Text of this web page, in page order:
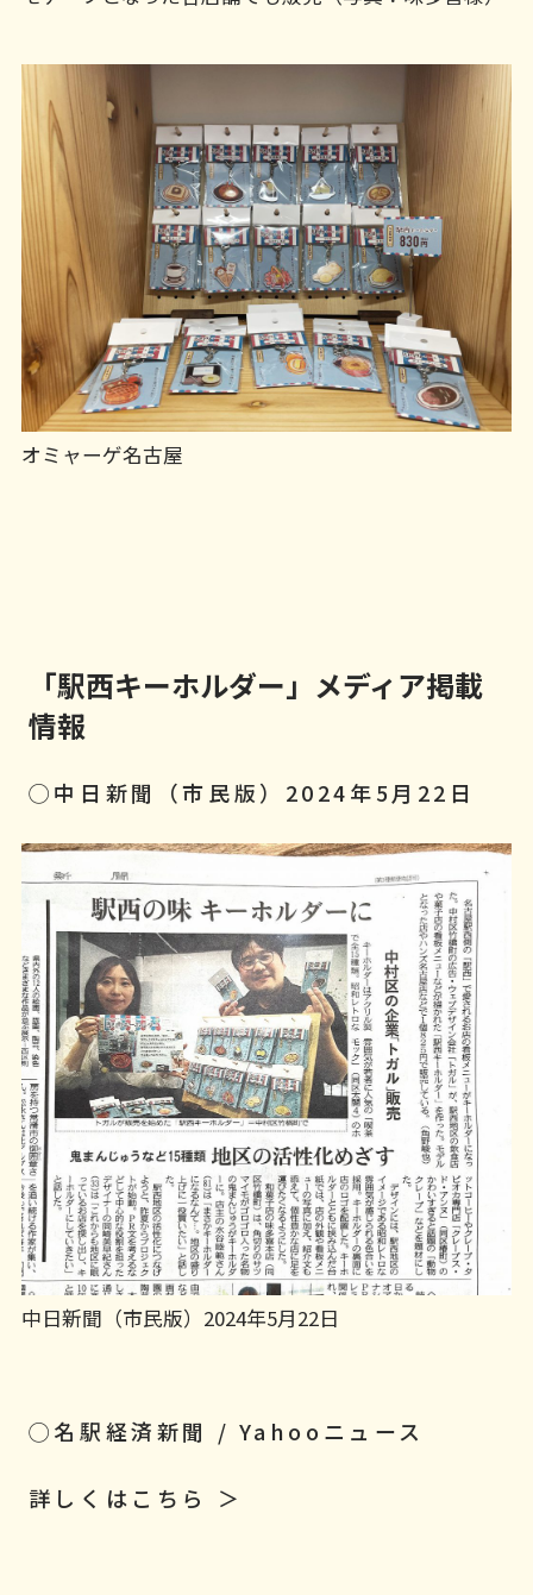
オミャーゲ名古屋
「駅西キーホルダー」メディア掲載
情報
◯中日新聞（市民版）2024年5月22日
中日新聞（市民版）2024年5月22日
◯名駅経済新聞 / Yahooニュース
詳しくはこちら ＞